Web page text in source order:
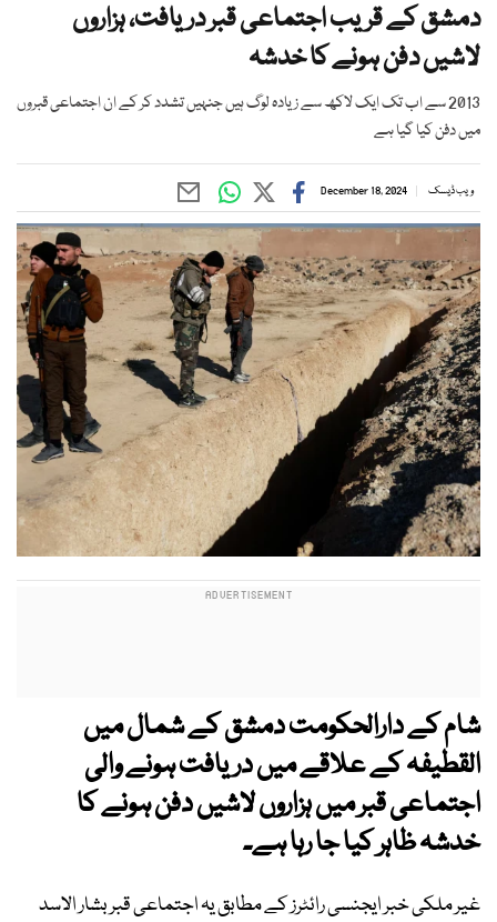
دمشق کے قریب اجتماعی قبر دریافت، ہزاروں
لاشیں دفن ہونے کا خدشہ
2013 سے اب تک ایک لاکھ سے زیادہ لوگ ہیں جنہیں تشدد کر کے ان اجتماعی قبروں
میں دفن کیا گیا ہے
ویب ڈیسک December 18, 2024
شام کے دارالحکومت دمشق کے شمال میں
القطیفہ کے علاقے میں دریافت ہونے والی
اجتماعی قبر میں ہزاروں لاشیں دفن ہونے کا
خدشہ ظاہر کیا جا رہا ہے۔
غیر ملکی خبر ایجنسی رائٹرز کے مطابق یہ اجتماعی قبر بشار الاسد